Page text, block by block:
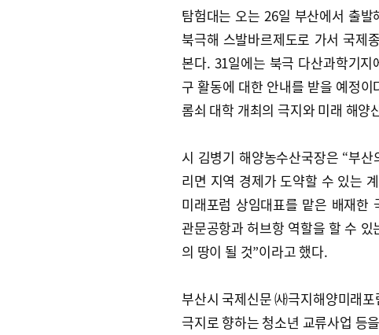
탐험대는 오는 26일 부산에서 출
북극해 스발바르제도로 가서 국제
본다. 31일에는 북극 다산과학기
구 활동에 대한 안내를 받을 예정
롬쇠 대학 개최의 극지와 미래 해양
시 김병기 해양농수산국장은 “부
리면 지역 경제가 도약할 수 있는
미래포럼 상임대표를 맡은 배재한
관문공항과 허브항 역할을 할 수
의 땅이 될 것”이라고 했다.
부산시 국제신문 ㈔극지해양미래포
극지로 향하는 청소년 교류사업 등